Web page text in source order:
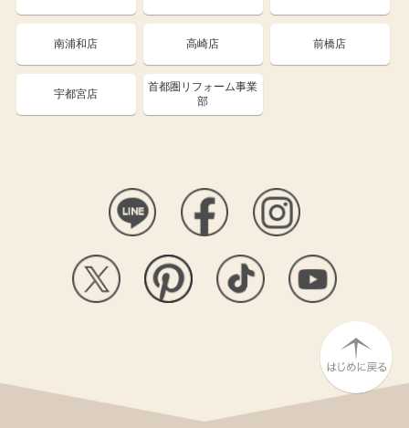
南浦和店 高崎店 前橋店
宇都宮店
首都圏リフォーム事業
部